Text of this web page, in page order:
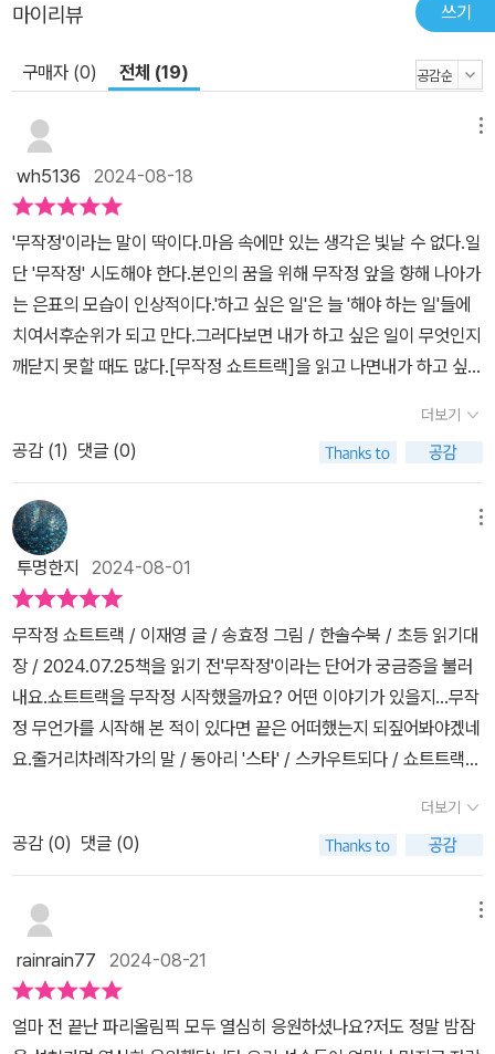
마이리뷰 쓰기
구매자 (0) 전체 (19)
wh5136 2024-08-18
'무작정'이라는 말이 딱이다.마음 속에만 있는 생각은 빛날 수 없다.일
단 '무작정' 시도해야 한다.본인의 꿈을 위해 무작정 앞을 향해 나아가
는 은표의 모습이 인상적이다.​'하고 싶은 일'은 늘 '해야 하는 일'들에
치여서후순위가 되고 만다.그러다보면 내가 하고 싶은 일이 무엇인지
깨닫지 못할 때도 많다.​[무작정 쇼트트랙]을 읽고 나면내가 하고 싶은
의 이야기에 더해5학년 아이들의 핑크빛 감정까지 더해지니이야기가
흥미진진하다.초등학생 아이들이 읽으면 감정이입해서 더 재미나게
읽을 수 있을듯하다.특히 결말이 굉장히 재미있는 이야기.
더보기
공감 (1) 댓글 (0)
투명한지 2024-08-01
무작정 쇼트트랙 / 이재영 글 / 송효정 그림 / 한솔수북 / 초등 읽기대
장 / 2024.07.25책을 읽기 전'무작정'이라는 단어가 궁금증을 불러
내요.쇼트트랙을 무작정 시작했을까요? 어떤 이야기가 있을지...무작
정 무언가를 시작해 본 적이 있다면 끝은 어떠했는지 되짚어봐야겠네
요.줄거리차례작가의 말 / 동아리 '스타' / 스카우트되다 / 쇼트트랙부
를 물고 / 경로를 벗어나원치 않은 결과 / 흔들리는 마음 / 다시 스케
이트장으로 / 첫 날갯짓p. 19'속도보다는 자세, 자세 익히는 데 신경
쓰자.'p. 42진심일까. 아니면 그냥 하는 말일까.또 아이들은 서로 어
떤 관계일까.p. 54'아아, 너무 아까워.'끝까지 따라붙었지만 도현은
한 발 차이로 결승선에 들어왔다.p. 62'내가 하고 싶은 말이 그거야.
나의 촉으로는 일종의 페이스메이커라고 할까?'책을 읽고<무작정 쇼
트트랙>의 주인공 은표 학교에 쇼트트랙부가 새로 만들어지면서 선
수를 선발해요.장래희망이 쇼트트랙 국가 대표이지만 부족한 실력,
더보기
공감 (0) 댓글 (0)
rainrain77 2024-08-21
얼마 전 끝난 파리올림픽 모두 열심히 응원하셨나요?저도 정말 밤잠